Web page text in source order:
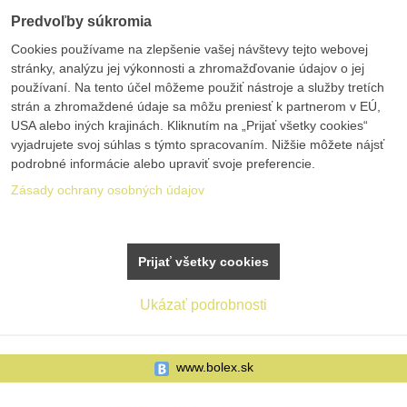
www.bolex.sk
Predvoľby súkromia
Cookies používame na zlepšenie vašej návštevy tejto webovej
stránky, analýzu jej výkonnosti a zhromažďovanie údajov o jej
používaní. Na tento účel môžeme použiť nástroje a služby tretích
strán a zhromaždené údaje sa môžu preniesť k partnerom v EÚ,
USA alebo iných krajinách. Kliknutím na „Prijať všetky cookies“
vyjadrujete svoj súhlas s týmto spracovaním. Nižšie môžete nájsť
podrobné informácie alebo upraviť svoje preferencie.
Zásady ochrany osobných údajov
Ukázať podrobnosti
Prijať všetky cookies